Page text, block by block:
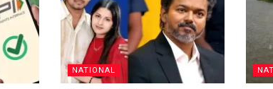
NATIONAL